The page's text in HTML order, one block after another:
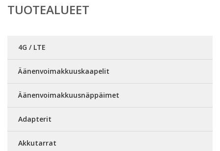
TUOTEALUEET
4G / LTE
Äänenvoimakkuuskaapelit
Äänenvoimakkuusnäppäimet
Adapterit
Akkutarrat